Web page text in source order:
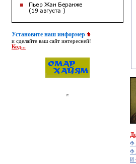
Установите наш информер
и сделайте ваш сайт интересней!
Код...
И